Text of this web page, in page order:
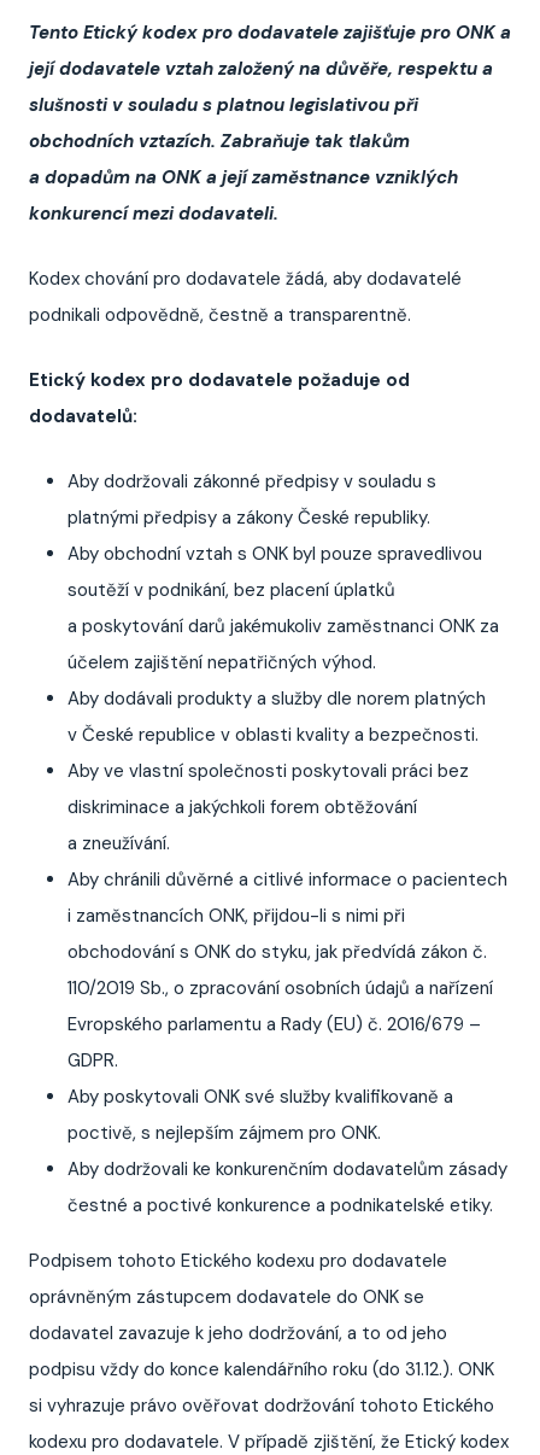
Tento Etický kodex pro dodavatele zajišťuje pro ONK a
její dodavatele vztah založený na důvěře, respektu a
slušnosti v souladu s platnou legislativou při
obchodních vztazích. Zabraňuje tak tlakům
a dopadům na ONK a její zaměstnance vzniklých
konkurencí mezi dodavateli.
Kodex chování pro dodavatele žádá, aby dodavatelé
podnikali odpovědně, čestně a transparentně.
Etický kodex pro dodavatele požaduje od
dodavatelů:
Aby dodržovali zákonné předpisy v souladu s
platnými předpisy a zákony České republiky.
Aby obchodní vztah s ONK byl pouze spravedlivou
soutěží v podnikání, bez placení úplatků
a poskytování darů jakémukoliv zaměstnanci ONK za
účelem zajištění nepatřičných výhod.
Aby dodávali produkty a služby dle norem platných
v České republice v oblasti kvality a bezpečnosti.
Aby ve vlastní společnosti poskytovali práci bez
diskriminace a jakýchkoli forem obtěžování
a zneužívání.
Aby chránili důvěrné a citlivé informace o pacientech
i zaměstnancích ONK, přijdou-li s nimi při
obchodování s ONK do styku, jak předvídá zákon č.
110/2019 Sb., o zpracování osobních údajů a nařízení
Evropského parlamentu a Rady (EU) č. 2016/679 –
GDPR.
Aby poskytovali ONK své služby kvalifikovaně a
poctivě, s nejlepším zájmem pro ONK.
Aby dodržovali ke konkurenčním dodavatelům zásady
čestné a poctivé konkurence a podnikatelské etiky.
Podpisem tohoto Etického kodexu pro dodavatele
oprávněným zástupcem dodavatele do ONK se
dodavatel zavazuje k jeho dodržování, a to od jeho
podpisu vždy do konce kalendářního roku (do 31.12.). ONK
si vyhrazuje právo ověřovat dodržování tohoto Etického
kodexu pro dodavatele. V případě zjištění, že Etický kodex